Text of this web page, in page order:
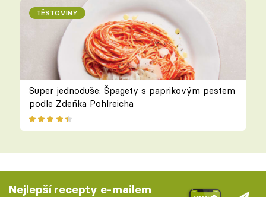
TĚSTOVINY
Super jednoduše: Špagety s paprikovým pestem
podle Zdeňka Pohlreicha
Nejlepší recepty e-mailem